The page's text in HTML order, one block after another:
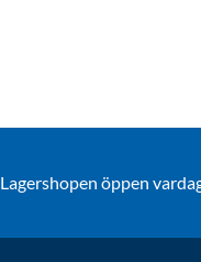
Lagershopen öppen